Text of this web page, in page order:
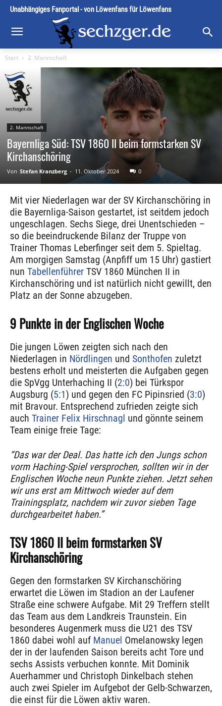
Unabhängiges Fanportal - von Löwenfans für Löwenfans
Start 2. Mannschaft
2. Mannschaft
Bayernliga Süd: TSV 1860 II beim formstarken SV
Kirchanschöring
Von Stefan Kranzberg - 11. Oktober 2024 0
Mit vier Niederlagen war der SV Kirchanschöring in
die Bayernliga-Saison gestartet, ist seitdem jedoch
ungeschlagen. Sechs Siege, drei Unentschieden –
so die beeindruckende Bilanz der Truppe von
Trainer Thomas Leberfinger seit dem 5. Spieltag.
Am morgigen Samstag (Anpfiff um 15 Uhr) gastiert
nun Tabellenführer TSV 1860 München II in
Kirchanschöring und ist natürlich nicht gewillt, den
Platz an der Sonne abzugeben.
9 Punkte in der Englischen Woche
Die jungen Löwen zeigten sich nach den
Niederlagen in Nördlingen und Sonthofen zuletzt
bestens erholt und meisterten die Aufgaben gegen
die SpVgg Unterhaching II (2:0) bei Türkspor
Augsburg (5:1) und gegen den FC Pipinsried (3:0)
mit Bravour. Entsprechend zufrieden zeigte sich
auch Trainer Felix Hirschnagl und gönnte seinem
Team einige freie Tage:
“Das war der Deal. Das hatte ich den Jungs schon
vorm Haching-Spiel versprochen, sollten wir in der
Englischen Woche neun Punkte ziehen. Jetzt sehen
wir uns erst am Mittwoch wieder auf dem
Trainingsplatz, nachdem wir zuvor sieben Tage
durchgearbeitet haben.”
TSV 1860 II beim formstarken SV
Kirchanschöring
Gegen den formstarken SV Kirchanschöring
erwartet die Löwen im Stadion an der Laufener
Straße eine schwere Aufgabe. Mit 29 Treffern stellt
das Team aus dem Landkreis Traunstein. Ein
besonderes Augenmerk muss die U21 des TSV
1860 dabei wohl auf Manuel Omelanowsky legen
der in der laufenden Saison bereits acht Tore und
sechs Assists verbuchen konnte. Mit Dominik
Auerhammer und Christoph Dinkelbach stehen
auch zwei Spieler im Aufgebot der Gelb-Schwarzen,
die einst für die Löwen aktiv waren.